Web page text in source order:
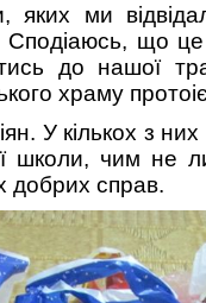
ми
Сподіаюсь, що
до нашої
храму
У кількох з
школи, чим не
добрих справ.